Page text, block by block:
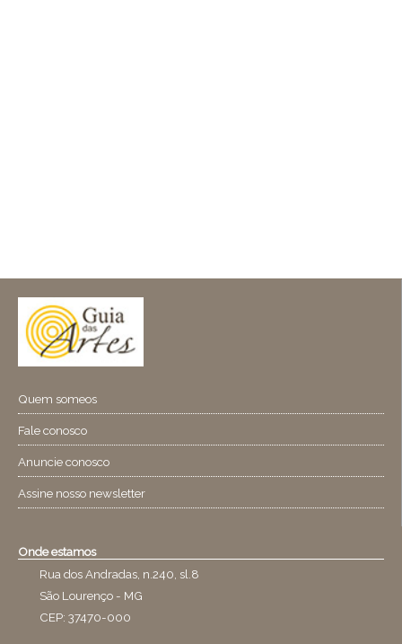
Quem someos
Fale conosco
Anuncie conosco
Assine nosso newsletter
Onde estamos
Rua dos Andradas, n.240, sl.8
São Lourenço - MG
CEP: 37470-000